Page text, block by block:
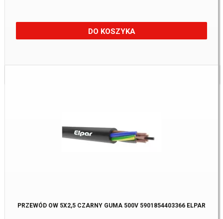
DO KOSZYKA
Dostępne:27 m.
PRZEWÓD OW 5X2,5 CZARNY GUMA 500V 5901854403366 ELPAR